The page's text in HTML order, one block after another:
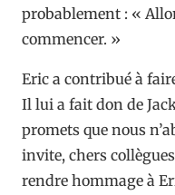
probablement : «
commencer. »
Eric a contribué à
Il lui a fait don de
promets que nous
invite, chers
rendre hommage à